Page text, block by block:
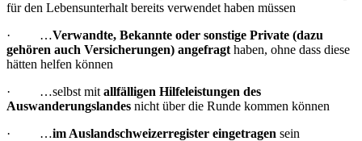
für den Lebensunterhalt bereits verwendet haben müssen
· …Verwandte, Bekannte oder sonstige Private (dazu
gehören auch Versicherungen) angefragt haben, ohne dass diese
hätten helfen können
· …selbst mit allfälligen Hilfeleistungen des
Auswanderungslandes nicht über die Runde kommen können
· …im Auslandschweizerregister eingetragen sein